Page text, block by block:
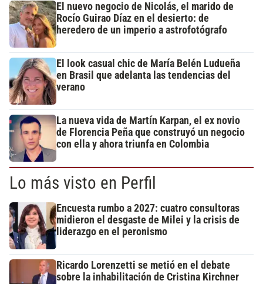
El nuevo negocio de Nicolás, el marido de
Rocío Guirao Díaz en el desierto: de
heredero de un imperio a astrofotógrafo
El look casual chic de María Belén Ludueña
en Brasil que adelanta las tendencias del
verano
La nueva vida de Martín Karpan, el ex novio
de Florencia Peña que construyó un negocio
con ella y ahora triunfa en Colombia
Lo más visto en Perfil
Encuesta rumbo a 2027: cuatro consultoras
midieron el desgaste de Milei y la crisis de
liderazgo en el peronismo
Ricardo Lorenzetti se metió en el debate
sobre la inhabilitación de Cristina Kirchner